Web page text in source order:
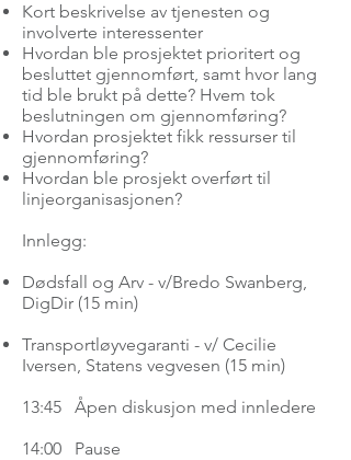
Kort beskrivelse av tjenesten og
involverte interessenter
Hvordan ble prosjektet prioritert og
besluttet gjennomført, samt hvor lang
tid ble brukt på dette? Hvem tok
beslutningen om gjennomføring?
Hvordan prosjektet fikk ressurser til
gjennomføring?
Hvordan ble prosjekt overført til
linjeorganisasjonen?
Innlegg:
Dødsfall og Arv - v/Bredo Swanberg,
DigDir (15 min)
Transportløyvegaranti - v/ Cecilie
Iversen, Statens vegvesen (15 min)
13:45 Åpen diskusjon med innledere
14:00 Pause